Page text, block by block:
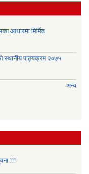
आधारमा मिर्मित
स्थानीय पाठ्यक्रम २०७५
अन्य
!!!